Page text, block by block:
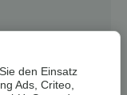
den Einsatz
Ads, Criteo,